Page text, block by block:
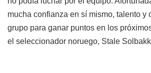
mucha confianza en sí mismo, talento y
grupo para ganar puntos en los
el seleccionador noruego, Stale